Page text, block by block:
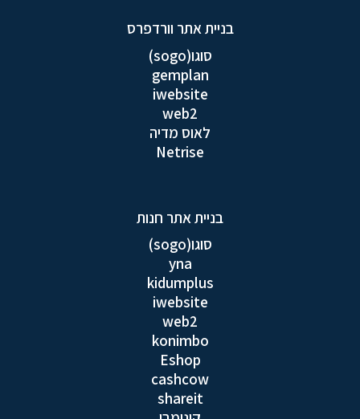
בניית אתר וורדפרס
סוגו(sogo)
gemplan
iwebsite
web2
לאוס מדיה
Netrise
בניית אתר חנות
סוגו(sogo)
yna
kidumplus
iwebsite
web2
konimbo
Eshop
cashcow
shareit